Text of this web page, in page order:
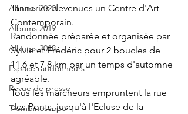
Albums 2020
Albums 2019
Albums 2018
Espace randonneurs
Revue de presse
Trombinoscope
Tanneries devenues un Centre d'Art
Contemporain.
Randonnée préparée et organisée par
Sylvie et Frédéric pour 2 boucles de
11,6 et 7,8 km par un temps d'automne
agréable.
Tous les marcheurs empruntent la rue
des Ponts, jusqu'à l'Ecluse de la